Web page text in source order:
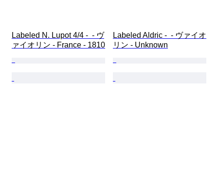
Labeled N. Lupot 4/4 -  - ヴ
ァイオリン - France - 1810
Labeled Aldric -  - ヴァイオ
リン - Unknown